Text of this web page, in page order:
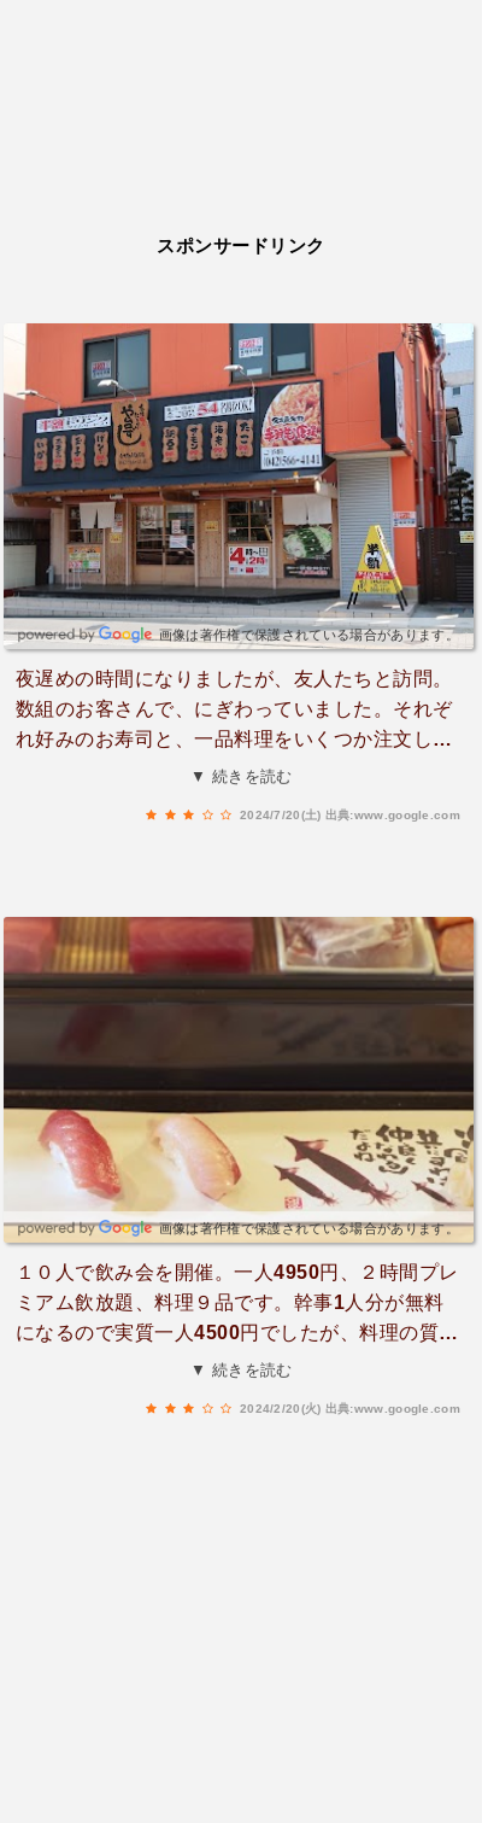
スポンサードリンク
画像は著作権で保護されている場合があります。
夜遅めの時間になりましたが、友人たちと訪問。
数組のお客さんで、にぎわっていました。それぞ
れ好みのお寿司と、一品料理をいくつか注文しま
した。そのうち、はじめて頼んでみたイカの天ぷ
▼ 続きを読む
2024/7/20(土) 出典:www.google.com
画像は著作権で保護されている場合があります。
１０人で飲み会を開催。一人4950円、２時間プレ
ミアム飲放題、料理９品です。幹事1人分が無料
になるので実質一人4500円でしたが、料理の質は
良いのですが量が少ないかな。もうちょっと多い
▼ 続きを読む
2024/2/20(火) 出典:www.google.com